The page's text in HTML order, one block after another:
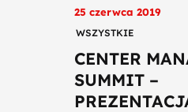
25 czerwca 2019
WSZYSTKIE
CENTER
SUMMIT –